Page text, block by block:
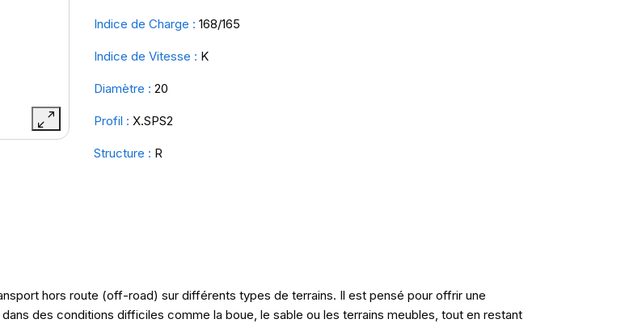
Indice de Charge : 168/165
Indice de Vitesse : K
Diamètre : 20
Profil : X.SPS2
Structure : R
hors route (off-road) sur différents types de terrains. Il est pensé pour offrir une
des conditions difficiles comme la boue, le sable ou les terrains meubles, tout en restant